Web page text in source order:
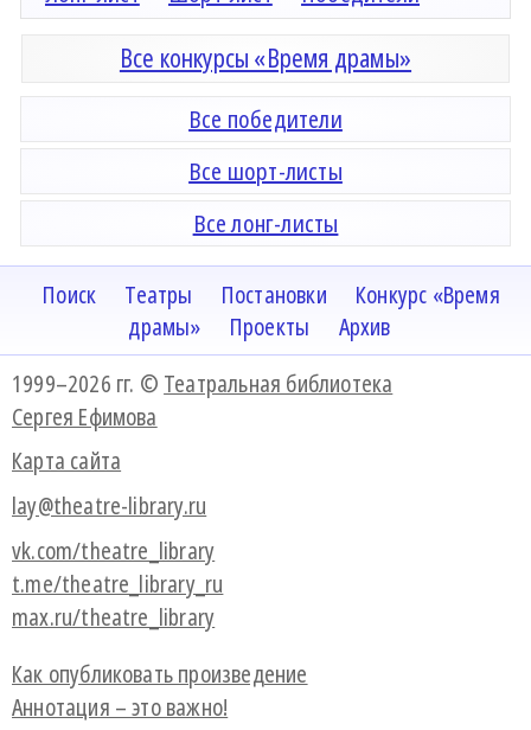
Все конкурсы «Время драмы»
Все победители
Все шорт-листы
Все лонг-листы
Поиск Театры Постановки
Конкурс «Время
драмы»
Проекты
Архив
1999–2026 гг. © Театральная библиотека
Сергея Ефимова
Карта сайта
lay@theatre-library.ru
vk.com/theatre_library
t.me/theatre_library_ru
max.ru/theatre_library
Как опубликовать произведение
Аннотация – это важно!